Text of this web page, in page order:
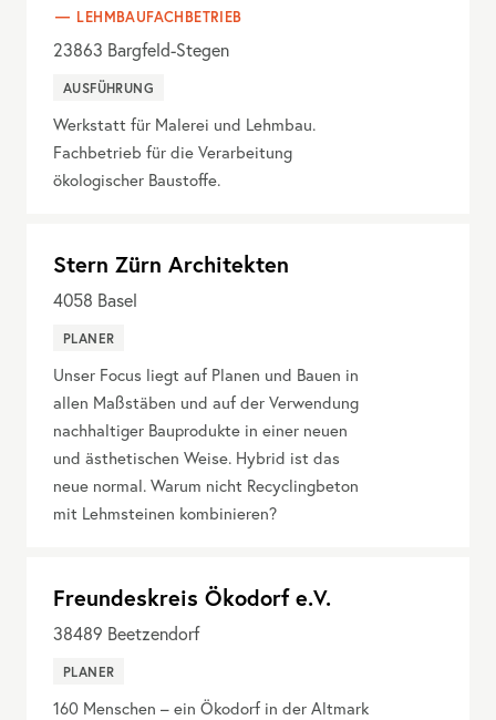
LEHMBAUFACHBETRIEB
23863 Bargfeld-Stegen
AUSFÜHRUNG
Werkstatt für Malerei und Lehmbau.
Fachbetrieb für die Verarbeitung
ökologischer Baustoffe.
Stern Zürn Architekten
4058 Basel
PLANER
Unser Focus liegt auf Planen und Bauen in
allen Maßstäben und auf der Verwendung
nachhaltiger Bauprodukte in einer neuen
und ästhetischen Weise. Hybrid ist das
neue normal. Warum nicht Recyclingbeton
mit Lehmsteinen kombinieren?
Freundeskreis Ökodorf e.V.
38489 Beetzendorf
PLANER
160 Menschen – ein Ökodorf in der Altmark